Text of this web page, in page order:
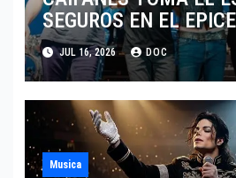
SEGUROS EN EL
IDENTIDAD MEXICANA
JUL 16, 2026 DOC
Musica